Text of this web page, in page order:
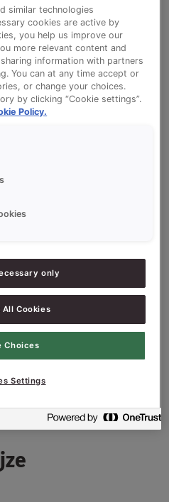
Mini
(eiwitrijk)
KROKANT MALT RSPO-SG
RSPO-SG
similar technologies
cookies are active by
you help us improve our
more relevant content and
information with partners
You can at any time accept or
or change your choices.
by clicking “Cookie settings”.
Policy.
only
Cookies
Choices
Settings